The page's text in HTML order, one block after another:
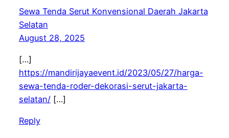
Sewa Tenda Serut Konvensional Daerah Jakarta
Selatan
August 28, 2025
[…]
https://mandirijayaevent.id/2023/05/27/harga-
sewa-tenda-roder-dekorasi-serut-jakarta-
selatan/[…]
Reply